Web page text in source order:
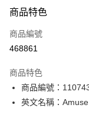
信用卡
Apple Pay
PayMe
WeChat Pay
商品特色
商品編號
468861
商品特色
商品編號：
英文名稱：